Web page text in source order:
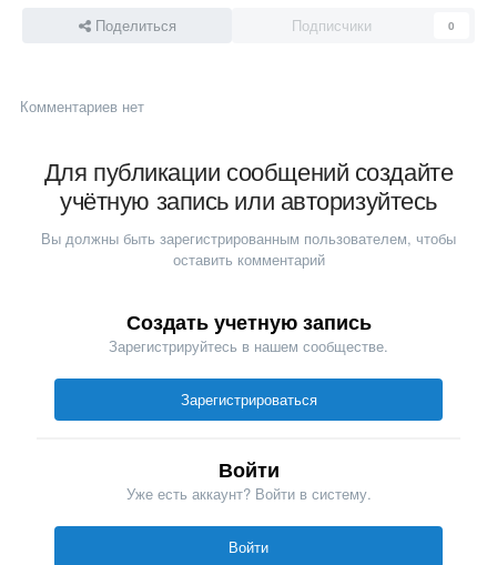
Поделиться Подписчики 0
Комментариев нет
Для публикации сообщений создайте
учётную запись или авторизуйтесь
Вы должны быть зарегистрированным пользователем, чтобы
оставить комментарий
Создать учетную запись
Зарегистрируйтесь в нашем сообществе.
Зарегистрироваться
Войти
Уже есть аккаунт? Войти в систему.
Войти